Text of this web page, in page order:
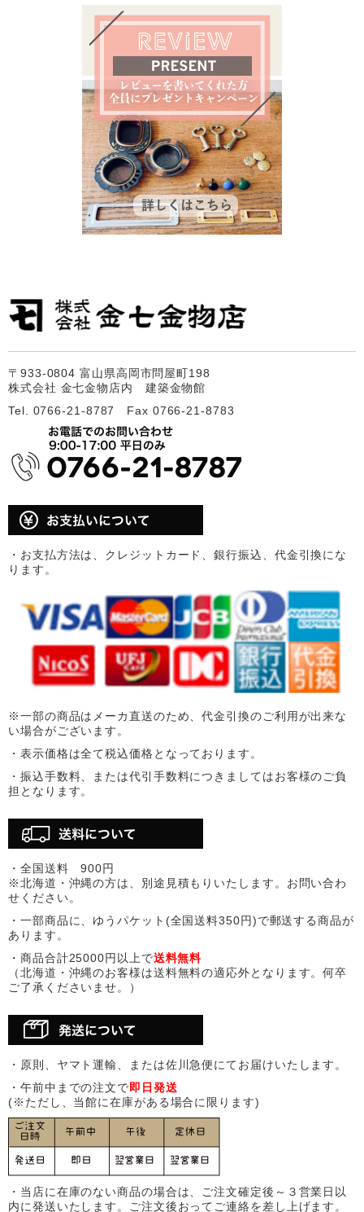
〒933-0804 富山県高岡市問屋町198
株式会社 金七金物店内 建築金物館
Tel. 0766-21-8787 Fax 0766-21-8783
・お支払方法は、クレジットカード、銀行振込、代金引換にな
ります。
※一部の商品はメーカ直送のため、代金引換のご利用が出来な
い場合がございます。
・表示価格は全て税込価格となっております。
・振込手数料、または代引手数料につきましてはお客様のご負
担となります。
・全国送料 900円
※北海道・沖縄の方は、別途見積もりいたします。お問い合わ
せください。
・一部商品に、ゆうパケット(全国送料350円)で郵送する商品が
あります。
・商品合計25000円以上で送料無料
（北海道・沖縄のお客様は送料無料の適応外となります。何卒
ご了承くださいませ。）
・原則、ヤマト運輸、または佐川急便にてお届けいたします。
・午前中までの注文で即日発送
(※ただし、当館に在庫がある場合に限ります)
・当店に在庫のない商品の場合は、ご注文確定後～３営業日以
内に発送いたします。ご注文後おってご連絡を差し上げます。